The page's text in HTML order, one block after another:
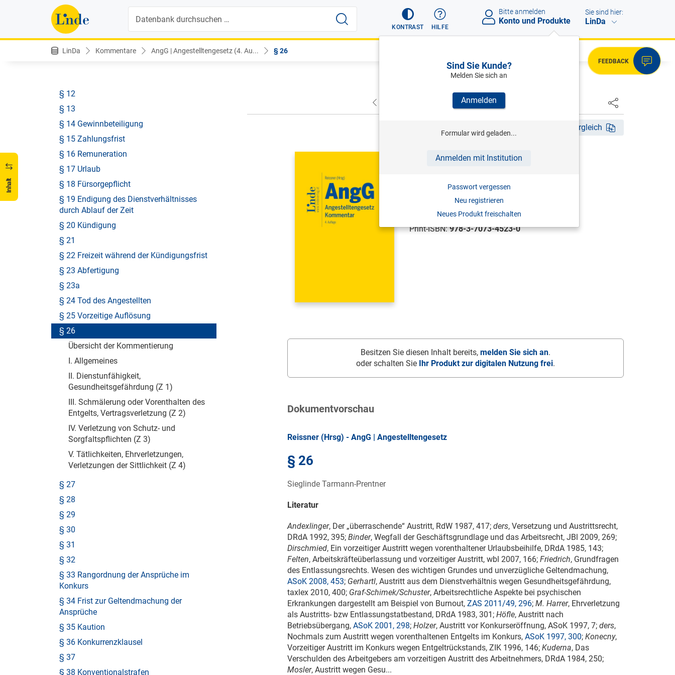
KONTRAST HILFE
Bitte anmelden
Konto und Produkte
Sind Sie Kunde?
Melden Sie sich an
Anmelden
Formular wird geladen...
Anmelden mit Institution
Passwort vergessen
Neu registrieren
Neues Produkt freischalten
Sie sind hier:
LinDa
LinDa Kommentare AngG | Angestelltengesetz (4. Au... § 26
FEEDBACK
Inhalt
§ 6 Inhalt des Dienstvertrages
§ 7 Konkurrenzverbot
§ 8 Anspruch bei Dienstverhinderung
§ 9
§ 12
§ 13
§ 14 Gewinnbeteiligung
§ 15 Zahlungsfrist
§ 16 Remuneration
§ 17 Urlaub
§ 18 Fürsorgepflicht
§ 19 Endigung des Dienstverhältnisses
durch Ablauf der Zeit
§ 20 Kündigung
§ 21
§ 22 Freizeit während der Kündigungsfrist
§ 23 Abfertigung
§ 23a
§ 24 Tod des Angestellten
§ 25 Vorzeitige Auflösung
§ 26
Übersicht der Kommentierung
I. Allgemeines
II. Dienstunfähigkeit,
Gesundheitsgefährdung (Z 1)
III. Schmälerung oder Vorenthalten des
Entgelts, Vertragsverletzung (Z 2)
IV. Verletzung von Schutz- und
Sorgfaltspflichten (Z 3)
V. Tätlichkeiten, Ehrverletzungen,
Verletzungen der Sittlichkeit (Z 4)
§ 27
§ 28
§ 29
§ 30
§ 31
§ 32
§ 33 Rangordnung der Ansprüche im
Konkurs
§ 34 Frist zur Geltendmachung der
Ansprüche
§ 35 Kaution
§ 36 Konkurrenzklausel
§ 37
§ 38 Konventionalstrafen
NÄCHSTER
Fassungsvergleich
REISSNER (HRSG)
4. Aufl. 2023
Print-ISBN:978-3-7073-4523-0
Besitzen Sie diesen Inhalt bereits, melden Sie sich an.
oder schalten Sie
Ihr Produkt zur digitalen Nutzung frei.
Dokumentvorschau
Reissner (Hrsg) - AngG | Angestelltengesetz
§ 26
Sieglinde Tarmann-Prentner
Literatur
Andexlinger, Der „überraschende“ Austritt, RdW 1987, 417; ders, Versetzung und Austrittsrecht,
DRdA 1992, 395; Binder, Wegfall der Geschäftsgrundlage und das Arbeitsrecht, JBl 2009, 269;
Dirschmied, Ein vorzeitiger Austritt wegen vorenthaltener Urlaubsbeihilfe, DRdA 1985, 143;
Felten, Arbeitskräfteüberlassung und vorzeitiger Austritt, wbl 2007, 166; Friedrich, Grundfragen
des Entlassungsrechts. Wesen des wichtigen Grundes und unverzügliche Geltendmachung,
ASoK 2008, 453; Gerhartl, Austritt aus dem Dienstverhältnis wegen Gesundheitsgefährdung,
taxlex 2010, 400; Graf-Schimek/Schuster, Arbeitsrechtliche Aspekte bei psychischen
Erkrankungen dargestellt am Beispiel von Burnout, ZAS 2011/49, 296; M. Harrer, Ehrverletzung
als Austritts- bzw Entlassungstatbestand, DRdA 1983, 301; Höfle, Austritt nach
Betriebsübergang, ASoK 2001, 298; Holzer, Austritt vor Konkurseröffnung, ASoK 1997, 7; ders,
Nochmals zum Austritt wegen vorenthaltenen Entgelts im Konkurs, ASoK 1997, 300; Konecny,
Vorzeitiger Austritt im Konkurs wegen Entgeltrückstands, ZIK 1996, 146; Kuderna, Das
Verschulden des Arbeitgebers am vorzeitigen Austritt des Arbeitnehmers, DRdA 1984, 250;
Mosler, Austritt wegen Gesu...